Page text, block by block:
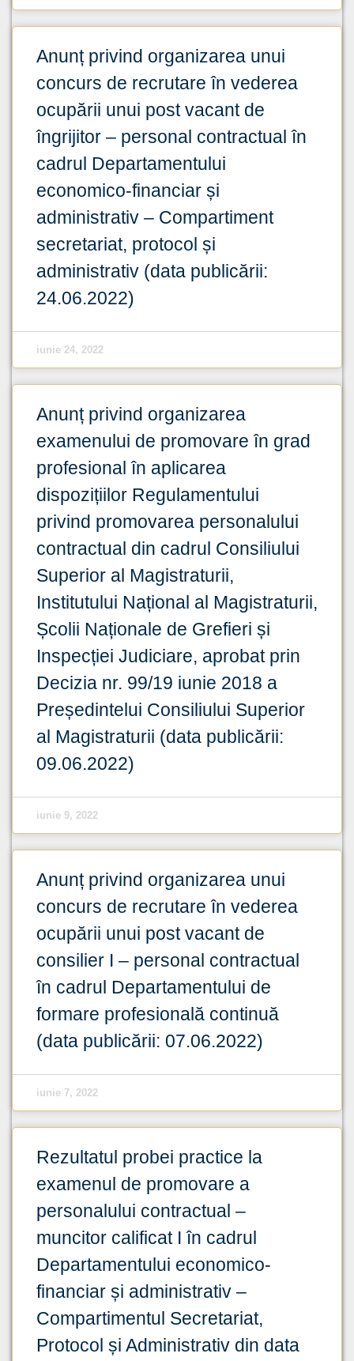
Anunț privind organizarea unui
concurs de recrutare în vederea
ocupării unui post vacant de
îngrijitor – personal contractual în
cadrul Departamentului
economico-financiar și
administrativ – Compartiment
secretariat, protocol și
administrativ (data publicării:
24.06.2022)
iunie 24, 2022
Anunț privind organizarea
examenului de promovare în grad
profesional în aplicarea
dispozițiilor Regulamentului
privind promovarea personalului
contractual din cadrul Consiliului
Superior al Magistraturii,
Institutului Național al Magistraturii,
Școlii Naționale de Grefieri și
Inspecției Judiciare, aprobat prin
Decizia nr. 99/19 iunie 2018 a
Președintelui Consiliului Superior
al Magistraturii (data publicării:
09.06.2022)
iunie 9, 2022
Anunț privind organizarea unui
concurs de recrutare în vederea
ocupării unui post vacant de
consilier I – personal contractual
în cadrul Departamentului de
formare profesională continuă
(data publicării: 07.06.2022)
iunie 7, 2022
Rezultatul probei practice la
examenul de promovare a
personalului contractual –
muncitor calificat I în cadrul
Departamentului economico-
financiar și administrativ –
Compartimentul Secretariat,
Protocol și Administrativ din data